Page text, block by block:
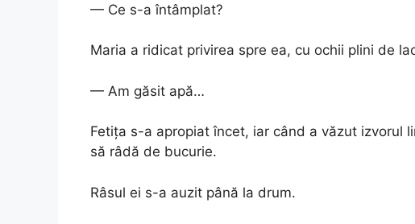
— Ce s-a întâmplat?
Maria a ridicat privirea spre ea, cu ochii plini de
— Am găsit apă…
Fetița s-a apropiat încet, iar când a văzut izvorul
să râdă de bucurie.
Râsul ei s-a auzit până la drum.